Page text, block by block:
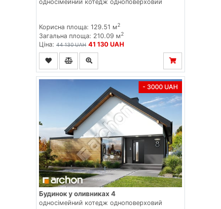
односімейний котедж одноповерховий
Корисна площа: 129.51 м2
Загальна площа: 210.09 м2
Ціна: 44 130 UAH 41 130 UAH
- 3000 UAH
Будинок у оливниках 4
односімейний котедж одноповерховий